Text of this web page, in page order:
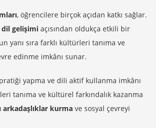
, öğrencilere birçok açıdan katkı sağlar.
dil gelişimi açısından oldukça etkili bir
yanı sıra farklı kültürleri tanıma ve
edinme imkânı sunar.
yapma ve dili aktif kullanma imkânı
tanıma ve kültürel farkındalık kazanma
arkadaşlıklar kurma ve sosyal çevreyi